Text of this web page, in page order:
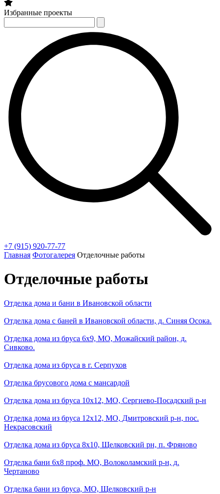
Избранные проекты
+7 (915) 920-77-77
Главная Фотогалерея Отделочные работы
Отделочные работы
Отделка дома и бани в Ивановской области
Отделка дома с баней в Ивановской области, д. Синяя Осока.
Отделка дома из бруса 6х9, МО, Можайский район, д.
Сивково.
Отделка дома из бруса в г. Серпухов
Отделка брусового дома с мансардой
Отделка дома из бруса 10х12, МО, Сергиево-Посадский р-н
Отделка дома из бруса 12x12, МО, Дмитровский р-н, пос.
Некрасовский
Отделка дома из бруса 8х10, Щелковский рн, п. Фряново
Отделка бани 6х8 проф. МО, Волоколамский р-н, д.
Чертаново
Отделка бани из бруса, МО, Щелковский р-н